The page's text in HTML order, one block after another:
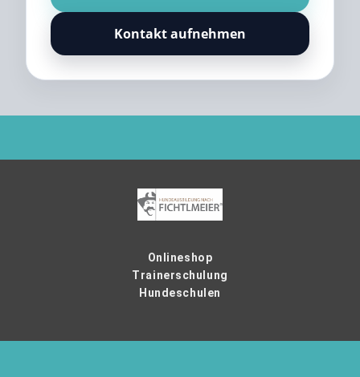
Kontakt aufnehmen
Onlineshop
Trainerschulung
Hundeschulen